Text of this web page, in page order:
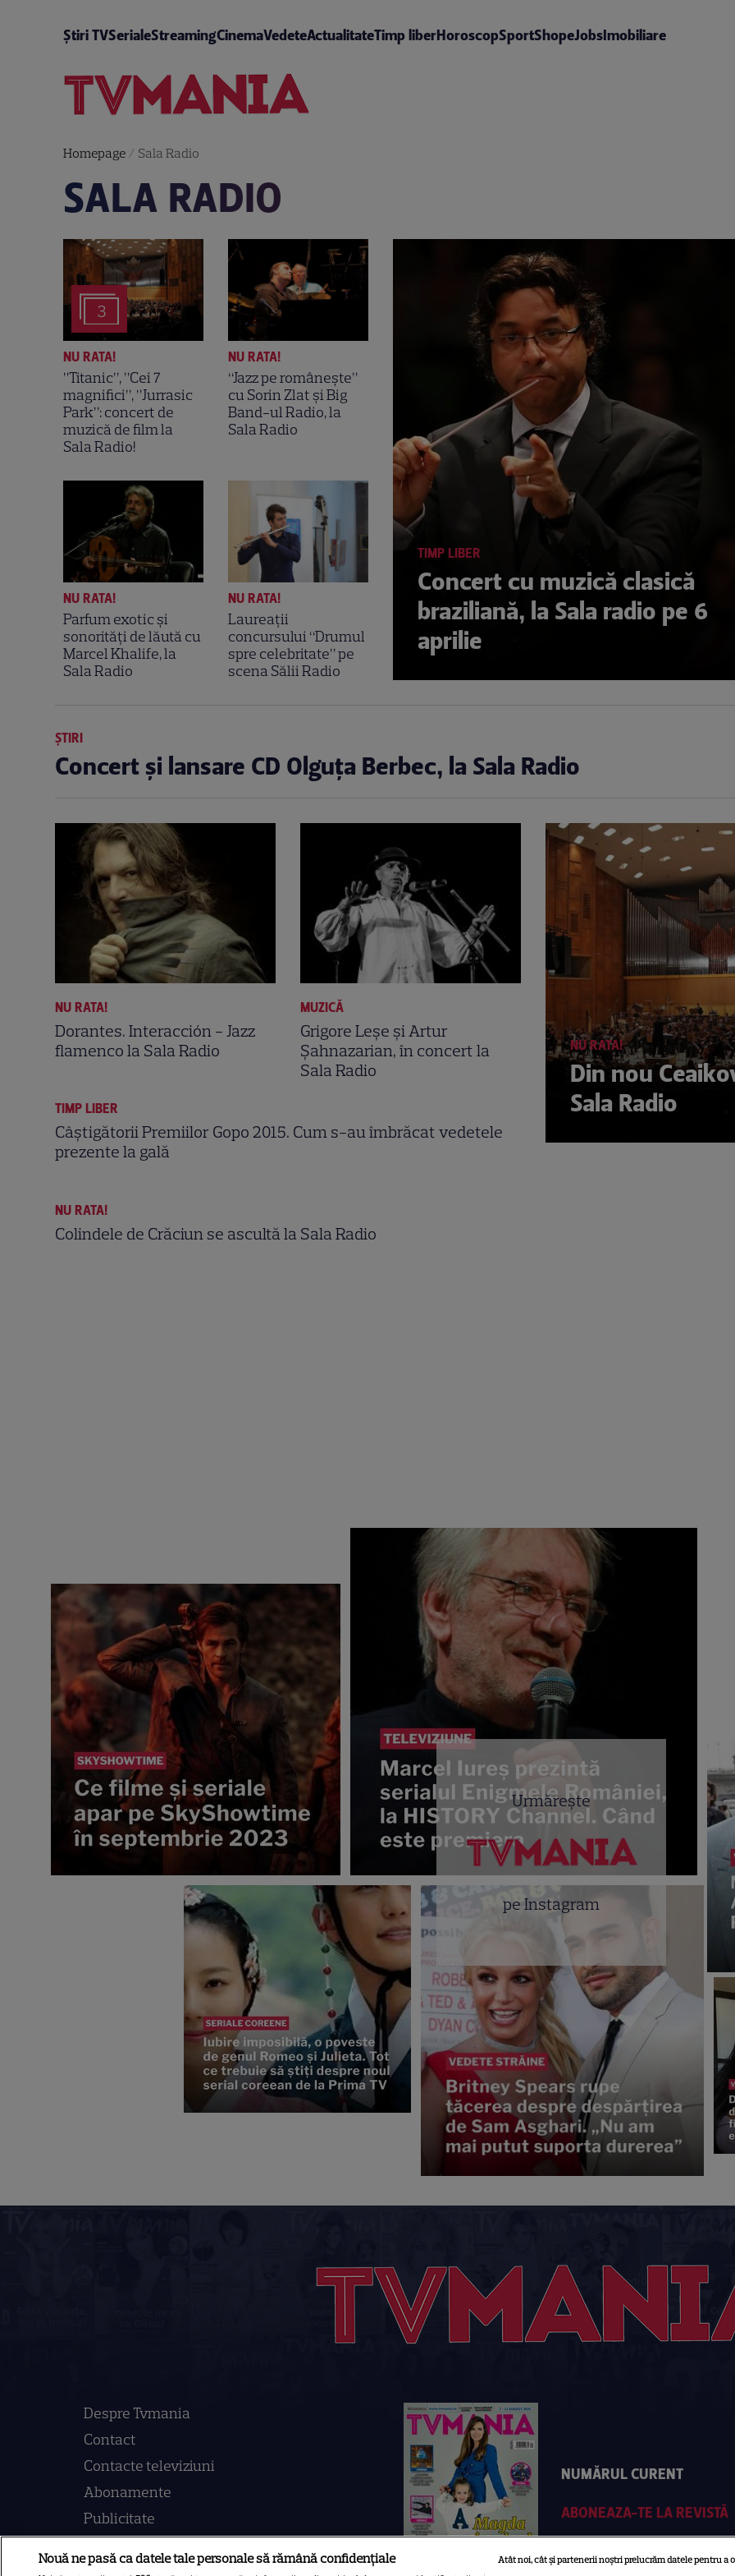
Știri TVSerialeStreamingCinemaVedeteActualitateTimp liberHoroscopSportShopeJobsImobiliare
Homepage/ Sala Radio
SALA RADIO
3
NU RATA!
”Titanic”, ”Cei 7
magnifici”, ”Jurrasic
Park”: concert de
muzică de film la
Sala Radio!
NU RATA!
“Jazz pe românește”
cu Sorin Zlat și Big
Band-ul Radio, la
Sala Radio
NU RATA!
Parfum exotic și
sonorități de lăută cu
Marcel Khalife, la
Sala Radio
NU RATA!
Laureații
concursului “Drumul
spre celebritate” pe
scena Sălii Radio
TIMP LIBER
Concert cu muzică clasică
braziliană, la Sala radio pe 6
aprilie
ȘTIRI
Concert și lansare CD Olguța Berbec, la Sala Radio
NU RATA!
Dorantes. Interacción - Jazz
flamenco la Sala Radio
MUZICĂ
Grigore Leşe şi Artur
Șahnazarian, în concert la
Sala Radio
TIMP LIBER
Câştigătorii Premiilor Gopo 2015. Cum s-au îmbrăcat vedetele
prezente la gală
NU RATA!
Colindele de Crăciun se ascultă la Sala Radio
NU RATA!
Din nou
Sala Radio
Urmărește
pe Instagram
Despre Tvmania
Contact
Contacte televiziuni
Abonamente
Publicitate
Despre cookies
NUMĂRUL CURENT
ABONEAZA-TE LA REVISTĂ
Nouă ne pasă ca datele tale personale să rămână confidențiale Atât noi, cât și partenerii noștri prelucrăm datele pentru a